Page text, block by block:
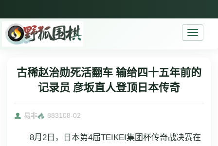
Toggle
古稀赵治勋死活翻车 输给四十五年前的
记录员 彦坂直人登顶日本传奇
易非 883108-02
8月2日，日本第4届TEIKEI集团杯传奇战决赛在